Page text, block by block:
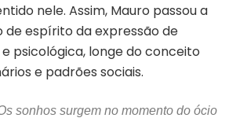
nele. Assim, Mauro passou a
espírito da expressão de
psicológica, longe do conceito
e padrões sociais.
sonhos surgem no momento do ócio